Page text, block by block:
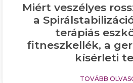
Miért veszélyes
a
terápiás
fitneszkellék, a
kísérleti
TOVÁBB